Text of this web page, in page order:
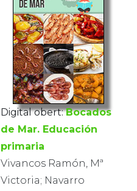
Digital obert: Bocados
de Mar. Educación
primaria
Vivancos Ramón, Mª
Victoria; Navarro